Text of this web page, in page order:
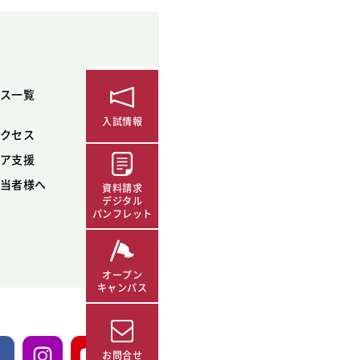
一覧
セス
支援
者様へ
入試情報
資料請求
デジタル
パンフレット
オープン
キャンパス
お問合せ